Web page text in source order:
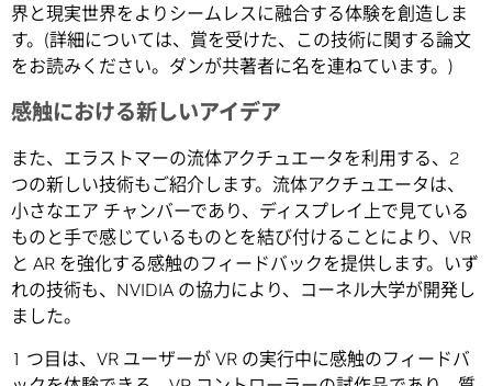
界と現実世界をよりシームレスに融合する体験を創造しま
す。(詳細については、賞を受けた、この技術に関する論文
をお読みください。ダンが共著者に名を連ねています。)
感触における新しいアイデア
また、エラストマーの流体アクチュエータを利用する、2
つの新しい技術もご紹介します。流体アクチュエータは、
小さなエア チャンバーであり、ディスプレイ上で見ている
ものと手で感じているものとを結び付けることにより、VR
と AR を強化する感触のフィードバックを提供します。いず
れの技術も、NVIDIA の協力により、コーネル大学が開発し
ました。
1 つ目は、VR ユーザーが VR の実行中に感触のフィードバ